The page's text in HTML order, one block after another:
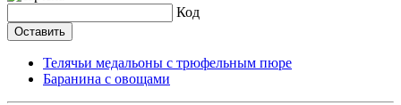
Код
Телячьи медальоны с трюфельным пюре
Баранина с овощами